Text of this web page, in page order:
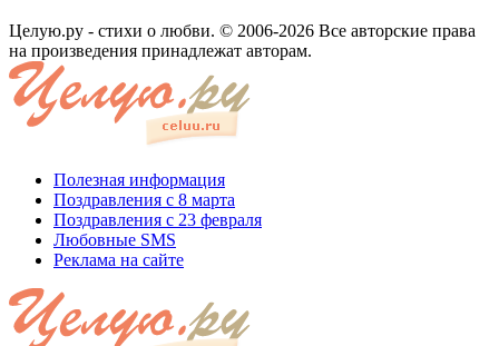
Целую.ру - стихи о любви. © 2006-2026 Все авторские права
на произведения принадлежат авторам.
Полезная информация
Поздравления с 8 марта
Поздравления с 23 февраля
Любовные SMS
Реклама на сайте